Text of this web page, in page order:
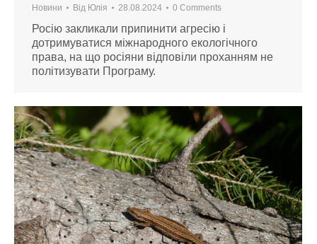
Новини Від Юлія 28.08.2024 0 Comments
Росію закликали припинити агресію і
дотримуватися міжнародного екологічного
права, на що росіяни відповіли проханням не
політизувати Програму.